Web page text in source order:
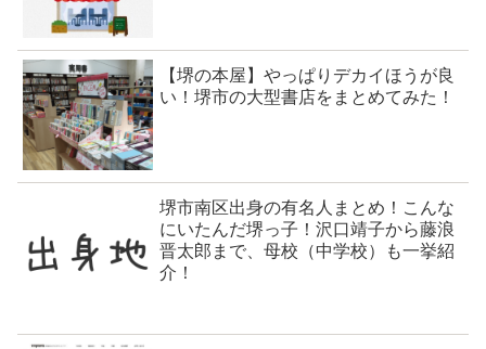
【堺の本屋】やっぱりデカイほうが良
い！堺市の大型書店をまとめてみた！
堺市南区出身の有名人まとめ！こんな
にいたんだ堺っ子！沢口靖子から藤浪
晋太郎まで、母校（中学校）も一挙紹
介！